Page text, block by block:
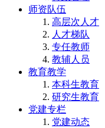
师资队伍
高层次人才
人才梯队
专任教师
教辅人员
教育教学
本科生教育
研究生教育
党建专栏
党建动态